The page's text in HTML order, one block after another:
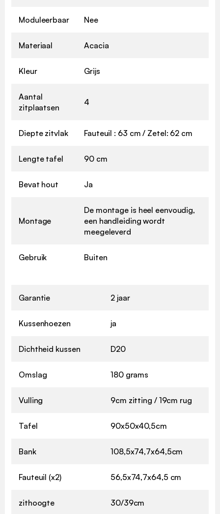
Moduleerbaar Nee
Materiaal Acacia
Kleur Grijs
Aantal
zitplaatsen
4
Diepte zitvlak Fauteuil : 63 cm / Zetel: 62 cm
Lengte tafel 90 cm
Bevat hout Ja
Montage
De montage is heel eenvoudig,
een handleiding wordt
meegeleverd
Gebruik Buiten
Garantie 2 jaar
Kussenhoezen ja
Dichtheid kussen D20
Omslag 180 grams
Vulling 9cm zitting / 19cm rug
Tafel 90x50x40,5cm
Bank 108,5x74,7x64,5cm
Fauteuil (x2) 56,5x74,7x64,5 cm
zithoogte 30/39cm